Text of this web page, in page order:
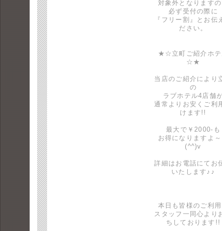
対象外となります
必ず受付の際に
『フリー割』とお伝
ださい。
★☆立町ご紹介ホ
☆★
当店のご紹介により
の
ラブホテル4店舗
通常よりお安くご利
けます!!
最大で￥2000-も
お得になりますよ
(^^)v
詳細はお電話にてお
いたします♪♪
本日も皆様のご利
スタッフ一同心より
ちしております!!